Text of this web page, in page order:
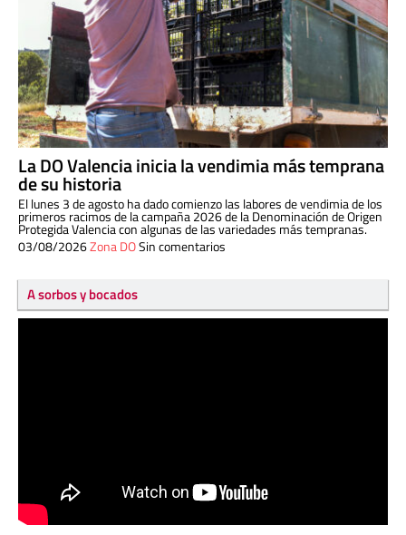
La DO Valencia inicia la vendimia más temprana
de su historia
El lunes 3 de agosto ha dado comienzo las labores de vendimia de los
primeros racimos de la campaña 2026 de la Denominación de Origen
Protegida Valencia con algunas de las variedades más tempranas.
03/08/2026Zona DOSin comentarios
A sorbos y bocados